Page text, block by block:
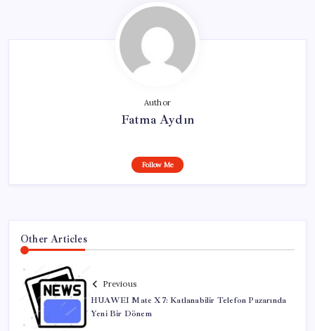
Author
Fatma Aydın
Follow Me
Other Articles
Previous
HUAWEI Mate X7: Katlanabilir Telefon Pazarında
Yeni Bir Dönem